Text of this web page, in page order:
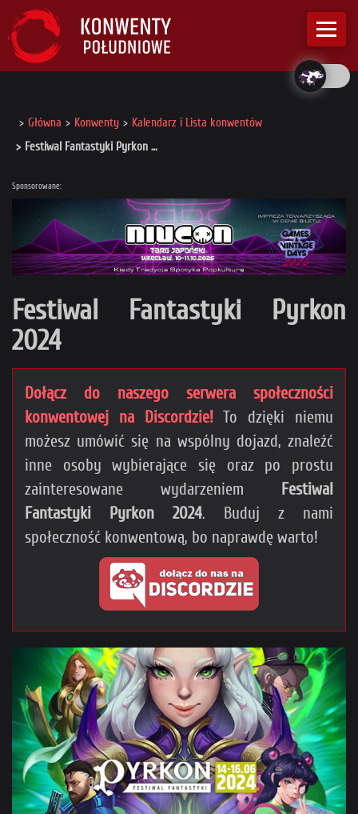
Główna Konwenty
Kalendarz i Lista konwentów
Festiwal Fantastyki Pyrkon …
Sponsorowane:
Festiwal Fantastyki Pyrkon
2024
Dołącz do naszego serwera społeczności
konwentowej na Discordzie!To dzięki niemu
możesz umówić się na wspólny dojazd, znaleźć
inne osoby wybierające się oraz po prostu
zainteresowane wydarzeniem Festiwal
Fantastyki Pyrkon 2024. Buduj z nami
społeczność konwentową, bo naprawdę warto!